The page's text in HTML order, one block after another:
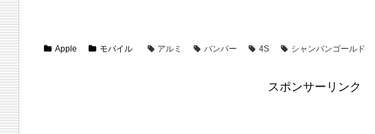
Apple モバイル アルミ バンパー 4S シャンパンゴールド
スポンサーリンク